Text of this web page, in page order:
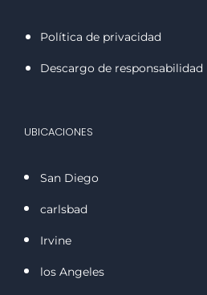
Política de privacidad
Descargo de responsabilidad
UBICACIONES
San Diego
carlsbad
Irvine
los Angeles